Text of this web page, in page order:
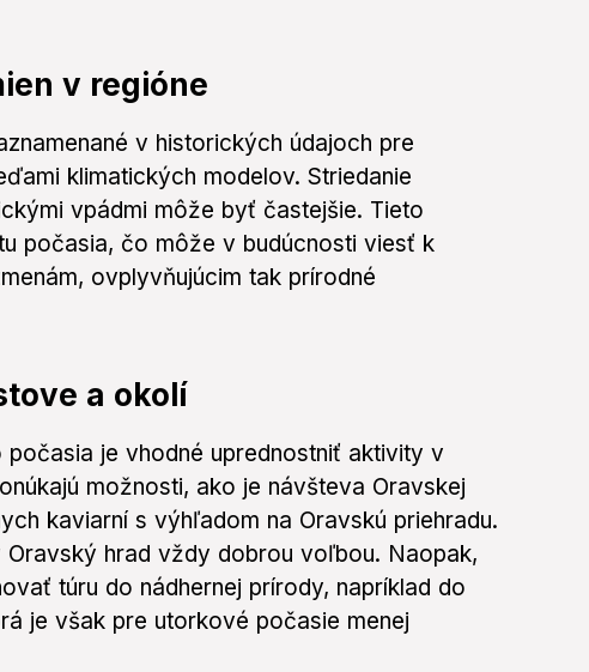
v regióne
v historických údajoch pre
klimatických modelov. Striedanie
vpádmi môže byť častejšie. Tieto
počasia, čo môže v budúcnosti viesť k
ovplyvňujúcim tak prírodné
a okolí
je vhodné uprednostniť aktivity v
možnosti, ako je návšteva Oravskej
kaviarní s výhľadom na Oravskú priehradu.
hrad vždy dobrou voľbou. Naopak,
túru do nádhernej prírody, napríklad do
je však pre utorkové počasie menej